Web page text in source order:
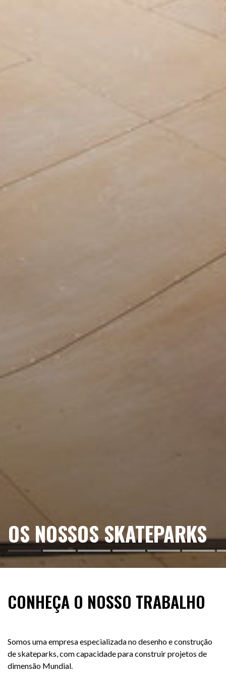
OS NOSSOS SKATEPARKS
CONHEÇA O NOSSO TRABALHO
Somos uma empresa especializada no desenho e construção
de skateparks, com capacidade para construir projetos de
dimensão Mundial.